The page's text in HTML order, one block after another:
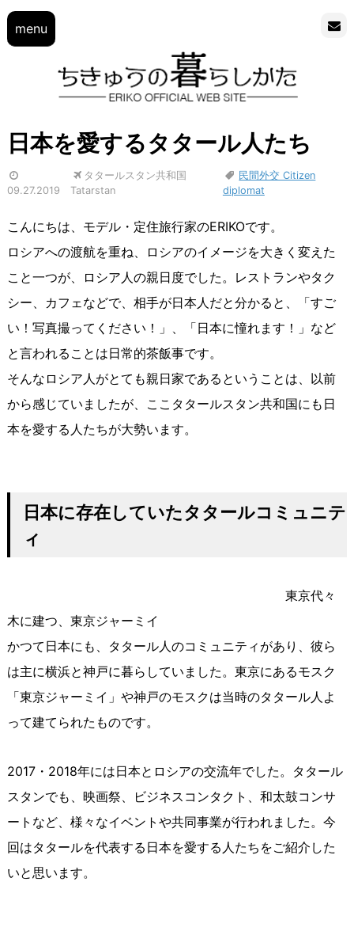
menu
日本を愛するタタール人たち
09.27.2019
タタールスタン共和国
Tatarstan
民間外交 Citizen
diplomat
こんにちは、モデル・定住旅行家のERIKOです。
ロシアへの渡航を重ね、ロシアのイメージを大きく変えた
こと一つが、ロシア人の親日度でした。レストランやタク
シー、カフェなどで、相手が日本人だと分かると、「すご
い！写真撮ってください！」、「日本に憧れます！」など
と言われることは日常的茶飯事です。
そんなロシア人がとても親日家であるということは、以前
から感じていましたが、ここタタールスタン共和国にも日
本を愛する人たちが大勢います。
日本に存在していたタタールコミュニテ
ィ
東京代々
木に建つ、東京ジャーミイ
かつて日本にも、タタール人のコミュニティがあり、彼ら
は主に横浜と神戸に暮らしていました。東京にあるモスク
「東京ジャーミイ」や神戸のモスクは当時のタタール人よ
って建てられたものです。
2017・2018年には日本とロシアの交流年でした。タタール
スタンでも、映画祭、ビジネスコンタクト、和太鼓コンサ
ートなど、様々なイベントや共同事業が行われました。今
回はタタールを代表する日本を愛する人たちをご紹介した
いと思います。